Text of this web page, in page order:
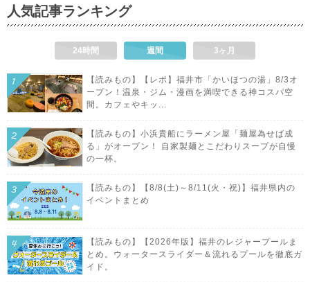
人気記事ランキング
24時間 週間 3ヶ月
【読みもの】【レポ】福井市「かいほつの湯」8/3オ
ープン！温泉・ジム・漫画を満喫できる神コスパ空
間。カフェやキッ...
【読みもの】小浜貴船にラーメン屋「麺屋為せば成
る」がオープン！ 自家製麺とこだわりスープが自慢
の一杯。
【読みもの】【8/8(土)～8/11(火・祝)】福井県内の
イベントまとめ
【読みもの】【2026年版】福井のレジャープールま
とめ。ウォータースライダー＆流れるプールを徹底ガ
イド。